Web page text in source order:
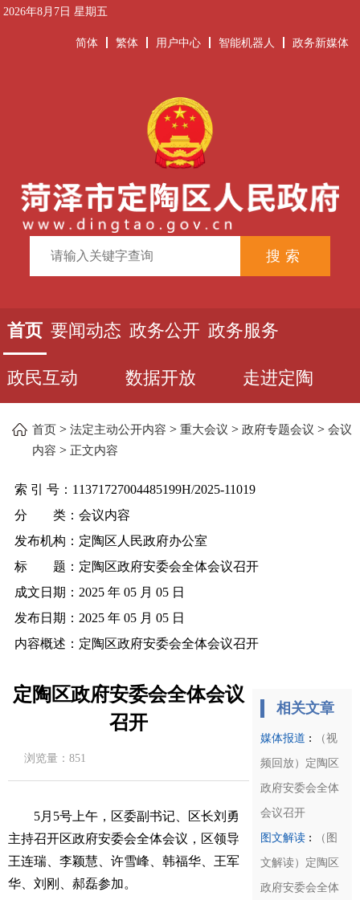
2026年8月7日 星期五
简体 繁体 用户中心 智能机器人 政务新媒体
首页 要闻动态 政务公开 政务服务
政民互动 数据开放 走进定陶
首页 > 法定主动公开内容 > 重大会议 > 政府专题会议 > 会议
内容 > 正文内容
索 引 号： 11371727004485199H/2025-11019
分 类： 会议内容
发布机构： 定陶区人民政府办公室
标 题： 定陶区政府安委会全体会议召开
成文日期： 2025 年 05 月 05 日
发布日期： 2025 年 05 月 05 日
内容概述： 定陶区政府安委会全体会议召开
定陶区政府安委会全体会议
召开
浏览量： 851
5月 5号上午， 区委副书记、区长刘勇
主持召开区政府安委会全体会议，区领导
王连瑞、李颖慧、许雪峰、韩福华、王军
华、刘刚、郝磊参加。
相关文章
媒体报道 : （视
频回放）定陶区
政府安委会全体
会议召开
图文解读: （图
文解读）定陶区
政府安委会全体